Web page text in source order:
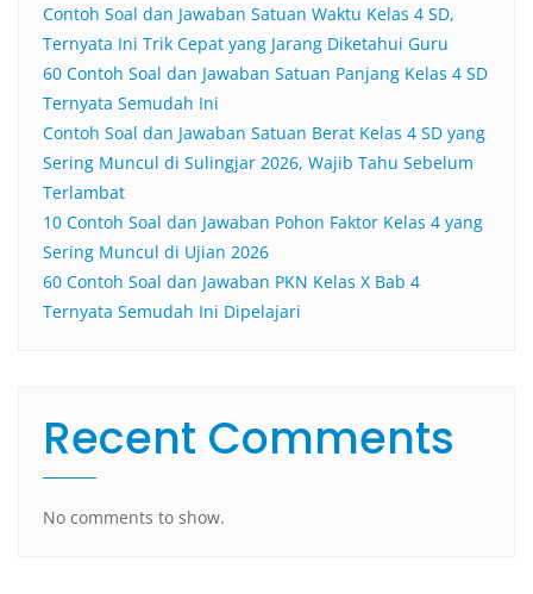
Contoh Soal dan Jawaban Satuan Waktu Kelas 4 SD,
Ternyata Ini Trik Cepat yang Jarang Diketahui Guru
60 Contoh Soal dan Jawaban Satuan Panjang Kelas 4 SD
Ternyata Semudah Ini
Contoh Soal dan Jawaban Satuan Berat Kelas 4 SD yang
Sering Muncul di Sulingjar 2026, Wajib Tahu Sebelum
Terlambat
10 Contoh Soal dan Jawaban Pohon Faktor Kelas 4 yang
Sering Muncul di Ujian 2026
60 Contoh Soal dan Jawaban PKN Kelas X Bab 4
Ternyata Semudah Ini Dipelajari
Recent Comments
No comments to show.